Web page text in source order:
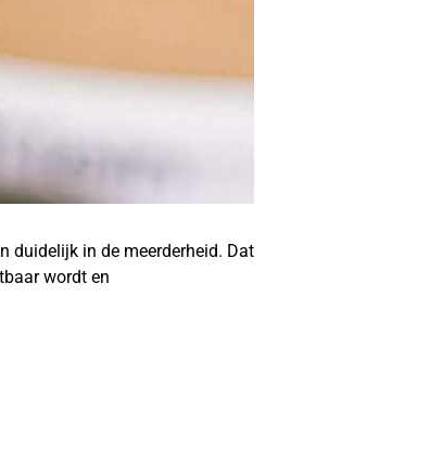
duidelijk in de meerderheid. Dat
wordt en